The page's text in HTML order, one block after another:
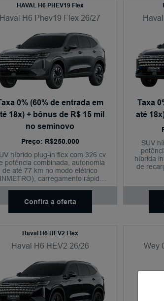
HAVAL H6 PHEV19 Flex
Haval H6 Phev19 Flex 26/27
0% (60% de entrada em
18x) + bônus de R$ 15 mil
no seminovo
Preço: R$250.000
híbrido plug-in flex com 326 cv
potência combinada, autonomia
de até 77 km no modo elétrico
carregamento rápido
teto solar panorâmico, câmera
aplicativo My GWM e condução
Confira a oferta
Taxa
até
SUV
híbrida
de
Haval H6 HEV2 Flex
Haval H6 HEV2 26/26 Wey